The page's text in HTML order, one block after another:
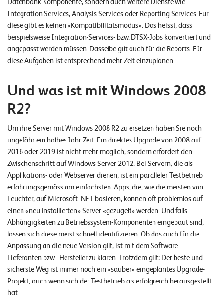
s
Integration Services, Analysis Services oder Reporting Services. Für
diese gibt es keinen «Kompatibilitätsmodus». Das heisst, dass
beispielsweise Integration-Services- bzw. DTSX-Jobs konvertiert und
angepasst werden müssen. Dasselbe gilt auch für die Reports. Für
diese Aufgaben ist entsprechend mehr Zeit einzuplanen.
Und was ist mit Windows 2008
R2?
Um ihre Server mit Windows 2008 R2 zu ersetzen haben Sie noch
ungefähr ein halbes Jahr Zeit. Ein direktes Upgrade von 2008 auf
2016 oder 2019 ist nicht mehr möglich, sondern erfordert den
Zwischenschritt auf Windows Server 2012. Bei Servern, die als
Applikations- oder Webserver dienen, ist ein paralleler Testbetrieb
erfahrungsgemäss am einfachsten. Apps, die, wie die meisten von
Leuchter, auf Microsoft .NET basieren, können oft problemlos auf
einen «neu installierten» Server «gezügelt» werden. Und falls
Abhängigkeiten zu Betriebssystem-Komponenten eingebaut sind,
lassen sich diese meist schnell identifizieren. Ob das auch für die
Anpassung an die neue Version gilt, ist mit dem Software-
Lieferanten bzw. -Hersteller zu klären. Trotzdem gilt: Der beste und
sicherste Weg ist immer noch ein «sauber» eingeplantes Upgrade-
Projekt, auch wenn sich der Testbetrieb als erfolgreich herausgestellt
hat.